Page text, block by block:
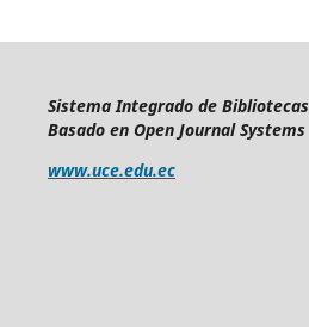
Sistema Integrado de Bibliotecas
Basado en Open Journal Systems
www.uce.edu.ec